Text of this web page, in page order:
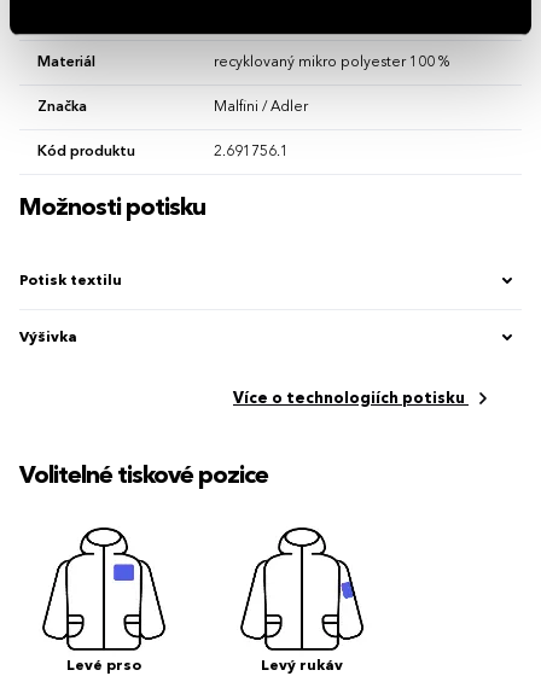
Materiál recyklovaný mikro polyester 100 %
Značka Malfini / Adler
Kód produktu 2.691756.1
Možnosti potisku
Potisk textilu
Výšivka
Více o technologiích potisku
Volitelné tiskové pozice
Levé prso Levý rukáv